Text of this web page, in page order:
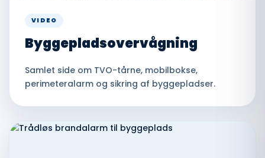
VIDEO
Byggepladsovervågning
Samlet side om TVO-tårne, mobilbokse,
perimeteralarm og sikring af byggepladser.